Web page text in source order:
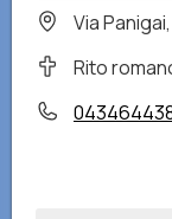
Via
Rito